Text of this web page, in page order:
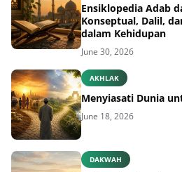
Ensiklopedia Adab
Konseptual, Dalil,
dalam Kehidupan
June 30, 2026
AKHLAK
Menyiasati Dunia
June 18, 2026
DAKWAH